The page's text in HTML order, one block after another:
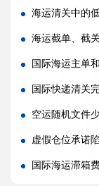
国际空运直达与
国际空运客机和全
国际空运直达与
国际空运完整运
国际空运和国际
海运清关中的低申报
海运截单、截关、
国际海运主单
国际快递清关完成后又
空运随机文件少一
虚假仓位承诺陷阱，从
国际海运滞箱